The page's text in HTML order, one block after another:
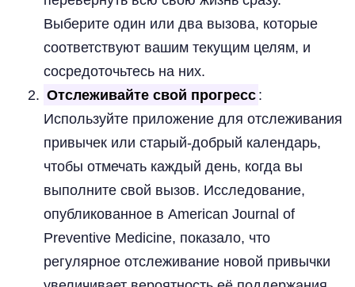
Выберите один или два вызова, которые
соответствуют вашим текущим целям, и
сосредоточьтесь на них.
Отслеживайте свой прогресс :
Используйте приложение для отслеживания
привычек или старый-добрый календарь,
чтобы отмечать каждый день, когда вы
выполните свой вызов. Исследование,
опубликованное в American Journal of
Preventive Medicine, показало, что
регулярное отслеживание новой привычки